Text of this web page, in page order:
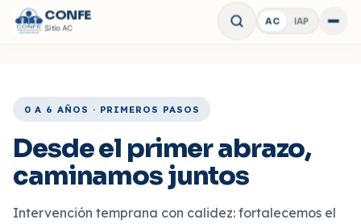
CONFE
SitioAC
AC IAP Abrir
0 A 6 AÑOS · PRIMEROS PASOS
Desde el primer abrazo,
caminamos juntos
Intervención temprana con calidez: fortalecemos el